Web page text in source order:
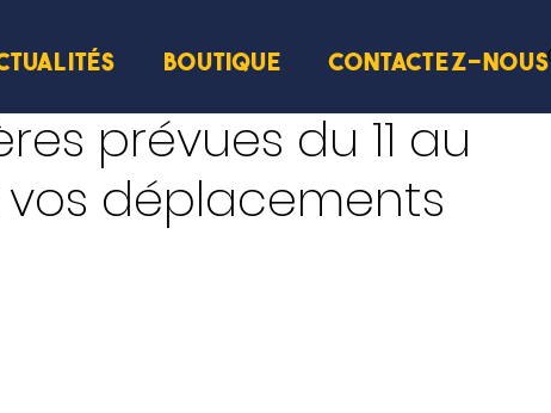
BOUTIQUE Contactez-nous
prévues du 11 au
vos déplacements